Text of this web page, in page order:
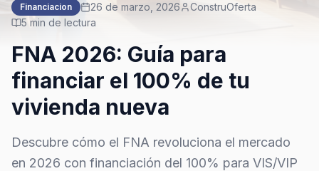
Financiacion 26 de marzo, 2026
ConstruOferta
5 min de lectura
FNA 2026: Guía para
financiar el 100% de tu
vivienda nueva
Descubre cómo el FNA revoluciona el mercado
en 2026 con financiación del 100% para VIS/VIP